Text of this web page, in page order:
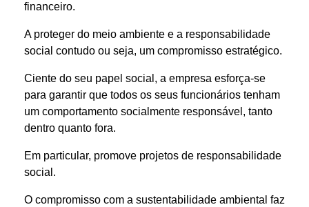
financeiro.
A proteger do meio ambiente e a responsabilidade
social contudo ou seja, um compromisso estratégico.
Ciente do seu papel social, a empresa esforça-se
para garantir que todos os seus funcionários tenham
um comportamento socialmente responsável, tanto
dentro quanto fora.
Em particular, promove projetos de responsabilidade
social.
O compromisso com a sustentabilidade ambiental faz